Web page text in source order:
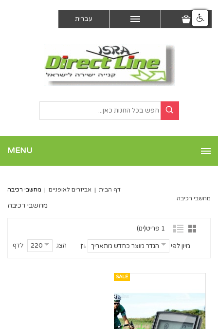
עברית
MENU
דף הבית | אביזרים לאופניים | מחשבי רכיבה
מחשבי רכיבה
מחשבי רכיבה
1 פריט(ים)
הצג 220 לדף מיון לפי הגדר מוצר כחדש מתאריך
SALE